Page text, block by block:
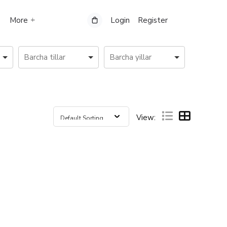
More Login Register
View: